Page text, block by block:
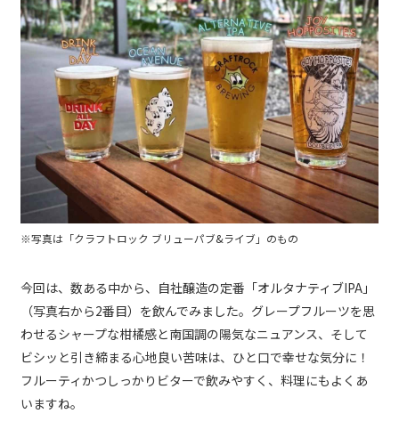
※写真は「クラフトロック ブリューパブ&ライブ」のもの
今回は、数ある中から、自社醸造の定番「オルタナティブIPA」
（写真右から2番目）を飲んでみました。グレープフルーツを思
わせるシャープな柑橘感と南国調の陽気なニュアンス、そして
ビシッと引き締まる心地良い苦味は、ひと口で幸せな気分に！
フルーティかつしっかりビターで飲みやすく、料理にもよくあ
いますね。